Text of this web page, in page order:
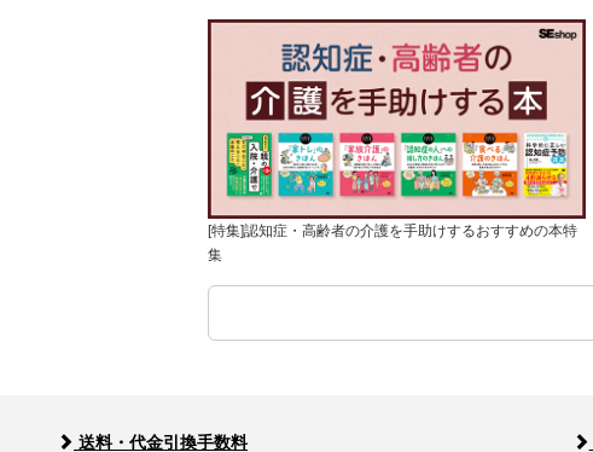
[特集]認知症・高齢者の介護を手助けするおすすめの本特
集
送料・代金引換手数料